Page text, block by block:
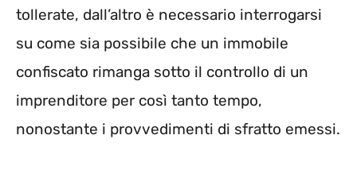
tollerate, dall’altro è necessario interrogarsi
su come sia possibile che un immobile
confiscato rimanga sotto il controllo di un
imprenditore per così tanto tempo,
nonostante i provvedimenti di sfratto emessi.